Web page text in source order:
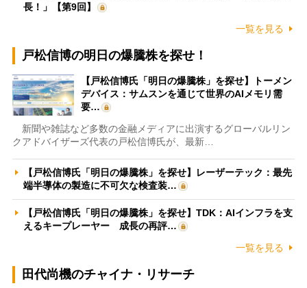
長！」【第9回】
一覧を見る
戸松信博の明日の爆騰株を探せ！
【戸松信博氏「明日の爆騰株」を探せ】トーメン
デバイス：サムスンを通じて世界のAIメモリ需
要…
新聞や雑誌など多数の金融メディアに出演するグローバルリン
クアドバイザーズ代表の戸松信博氏が、最新…
【戸松信博氏「明日の爆騰株」を探せ】レーザーテック：最先
端半導体の製造に不可欠な検査装…
【戸松信博氏「明日の爆騰株」を探せ】TDK：AIインフラを支
えるキープレーヤー 成長の再評…
一覧を見る
田代尚機のチャイナ・リサーチ